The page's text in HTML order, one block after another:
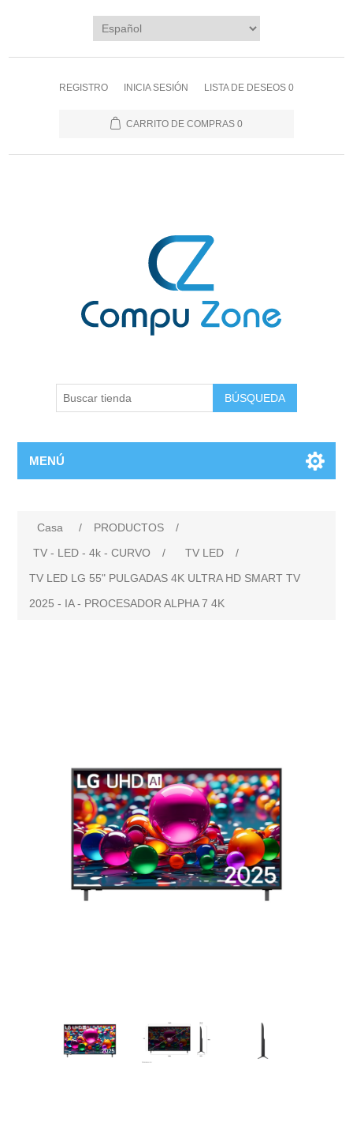
REGISTRO INICIA SESIÓN LISTA DE DESEOS 0
CARRITO DE COMPRAS 0
BÚSQUEDA
MENÚ
Casa / PRODUCTOS
/
TV - LED - 4k - CURVO
/ TV LED
/
TV LED LG 55" PULGADAS 4K ULTRA HD SMART TV
2025 - IA - PROCESADOR ALPHA 7 4K